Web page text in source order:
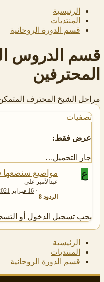
الرئيسية
المنتديات
قسم الدورة الروحانية
قسم الدروس
المحترفين
مراحل الشيخ المحترف
تصفيات
عرض فقط:
جار التحميل…
ع مواضيع سنضعها
عبدالأمير علي
الردود 8
16 فبراير 2021
يجب تسجيل الدخول أو
الرئيسية
المنتديات
قسم الدورة الروحانية